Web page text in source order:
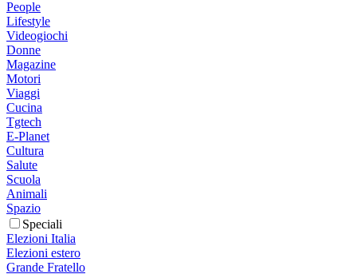
People
Lifestyle
Videogiochi
Donne
Magazine
Motori
Viaggi
Cucina
Tgtech
E-Planet
Cultura
Salute
Scuola
Animali
Spazio
Speciali
Elezioni Italia
Elezioni estero
Grande Fratello